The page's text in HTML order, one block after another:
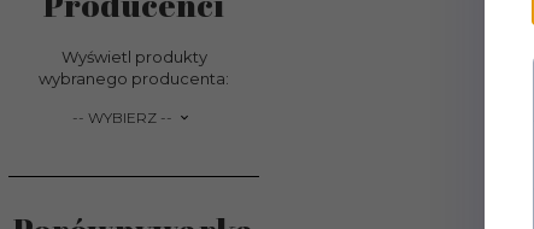
Wyświetl produkty
wybranego producenta:
set_producers
-- WYBIERZ --